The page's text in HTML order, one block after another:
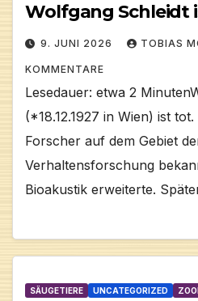
Wolfgang Schleidt
9. JUNI 2026 TOBIAS
KOMMENTARE
Lesedauer: etwa 2
(*18.12.1927 in Wien) ist
Forscher auf dem Gebiet
Verhaltensforschung
Bioakustik erweiterte.
SÄUGETIERE UNCATEGORIZED